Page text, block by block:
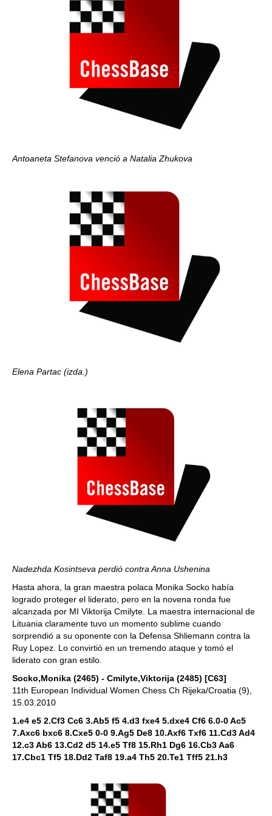
Antoaneta Stefanova venció a Natalia Zhukova
Elena Partac (izda.)
Nadezhda Kosintseva perdió contra Anna Ushenina
Hasta ahora, la gran maestra polaca Monika Socko había
logrado proteger el liderato, pero en la novena ronda fue
alcanzada por MI Viktorija Cmilyte. La maestra internacional de
Lituania claramente tuvo un momento sublime cuando
sorprendió a su oponente con la Defensa Shliemann contra la
Ruy Lopez. Lo convirtió en un tremendo ataque y tomó el
liderato con gran estilo.
Socko,Monika (2465) - Cmilyte,Viktorija (2485) [C63]
11th European Individual Women Chess Ch Rijeka/Croatia (9),
15.03.2010
1.e4 e5 2.Cf3 Cc6 3.Ab5 f5 4.d3 fxe4 5.dxe4 Cf6 6.0-0 Ac5
7.Axc6 bxc6 8.Cxe5 0-0 9.Ag5 De8 10.Axf6 Txf6 11.Cd3 Ad4
12.c3 Ab6 13.Cd2 d5 14.e5 Tf8 15.Rh1 Dg6 16.Cb3 Aa6
17.Cbc1 Tf5 18.Dd2 Taf8 19.a4 Th5 20.Te1 Tff5 21.h3